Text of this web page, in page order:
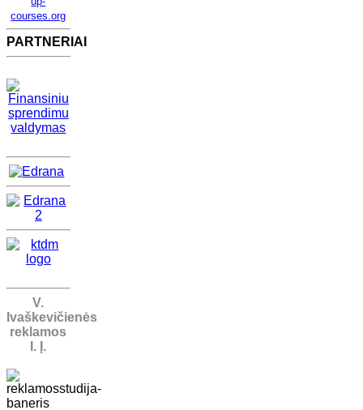
courses.org
PARTNERIAI
V.
Ivaškevičienės
reklamos
I. Į.